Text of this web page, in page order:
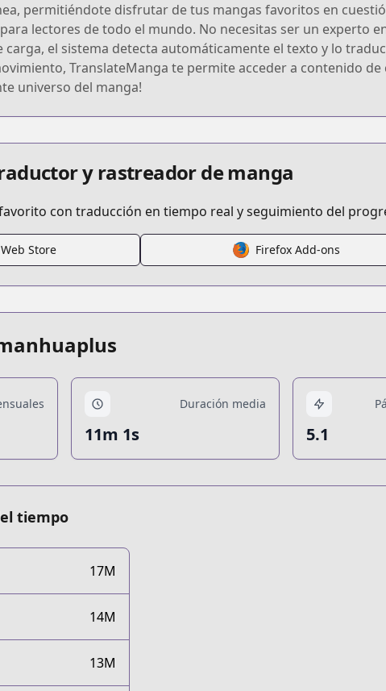
permitiéndote disfrutar de tus mangas favoritos en
lectores de todo el mundo. No necesitas ser un experto
carga, el sistema detecta automáticamente el texto y lo
TranslateManga te permite acceder a contenido
universo del manga!
y rastreador de manga
con traducción en tiempo real y seguimiento del
Store Firefox Add-ons
Duración media
11m 1s 5.1
tiempo
17M
14M
13M